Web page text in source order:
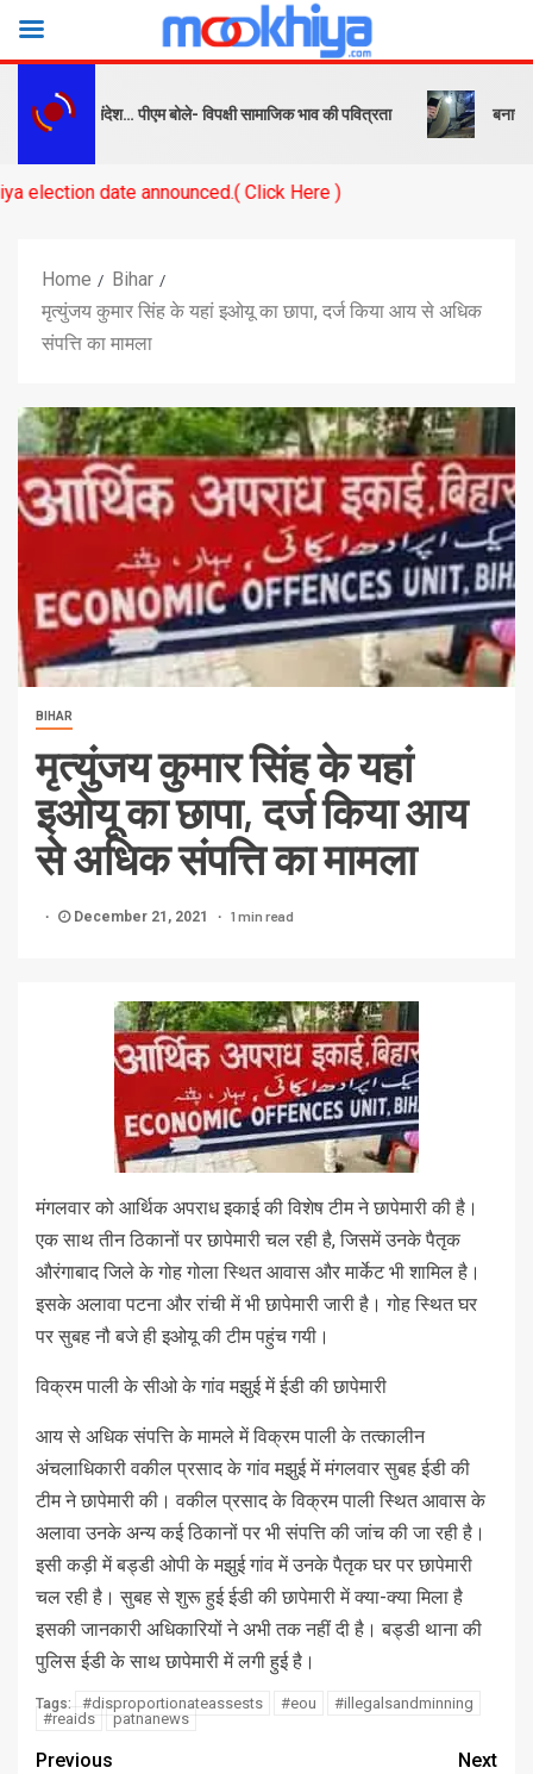
और संदेश… पीएम बोले- विपक्षी सामाजिक भाव की पवित्रता बनारस स्टेशन
announced.( Click Here )
Home
Bihar
मृत्युंजय कुमार सिंह के यहां इओयू का छापा, दर्ज किया आय से अधिक
संपत्ति का मामला
BIHAR
मृत्युंजय कुमार सिंह के यहां
इओयू का छापा, दर्ज किया आय
से अधिक संपत्ति का मामला
December 21, 2021 1 min read
मंगलवार को आर्थिक अपराध इकाई की विशेष टीम ने छापेमारी की है।
एक साथ तीन ठिकानों पर छापेमारी चल रही है, जिसमें उनके पैतृक
औरंगाबाद जिले के गोह गोला स्थित आवास और मार्केट भी शामिल है।
इसके अलावा पटना और रांची में भी छापेमारी जारी है। गोह स्थित घर
पर सुबह नौ बजे ही इओयू की टीम पहुंच गयी।
विक्रम पाली के सीओ के गांव मझुई में ईडी की छापेमारी
आय से अधिक संपत्ति के मामले में विक्रम पाली के तत्कालीन
अंचलाधिकारी वकील प्रसाद के गांव मझुई में मंगलवार सुबह ईडी की
टीम ने छापेमारी की। वकील प्रसाद के विक्रम पाली स्थित आवास के
अलावा उनके अन्य कई ठिकानों पर भी संपत्ति की जांच की जा रही है।
इसी कड़ी में बड्डी ओपी के मझुई गांव में उनके पैतृक घर पर छापेमारी
चल रही है। सुबह से शुरू हुई ईडी की छापेमारी में क्या-क्या मिला है
इसकी जानकारी अधिकारियों ने अभी तक नहीं दी है। बड्डी थाना की
पुलिस ईडी के साथ छापेमारी में लगी हुई है।
Tags: #disproportionateassests #eou
#illegalsandminning
#reaids
patnanews
Previous
Next